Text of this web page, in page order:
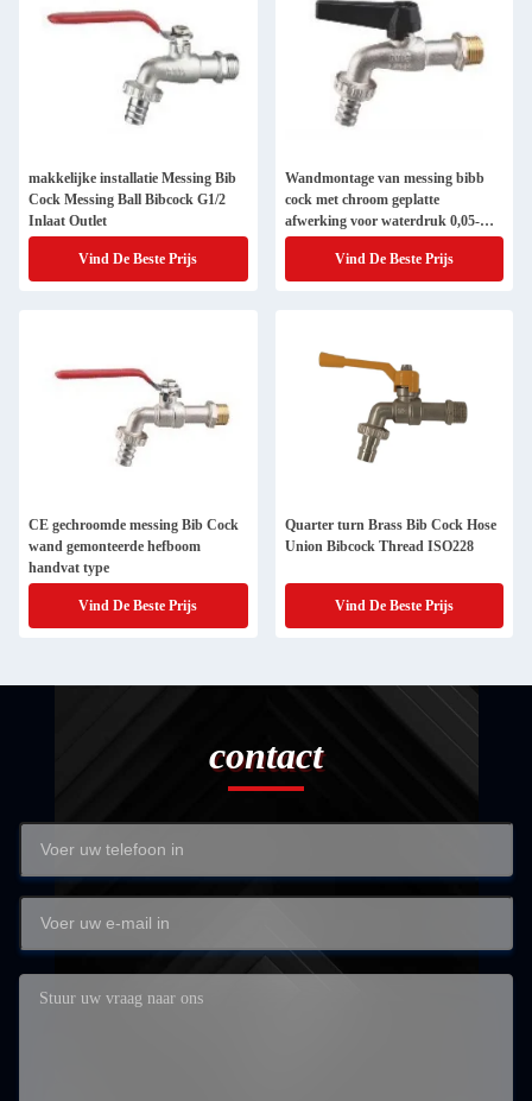
makkelijke installatie Messing Bib
Cock Messing Ball Bibcock G1/2
Inlaat Outlet
Vind De Beste Prijs
Wandmontage van messing bibb
cock met chroom geplatte
afwerking voor waterdruk 0,05-
0,8MPa
Vind De Beste Prijs
CE gechroomde messing Bib Cock
wand gemonteerde hefboom
handvat type
Vind De Beste Prijs
Quarter turn Brass Bib Cock Hose
Union Bibcock Thread ISO228
Vind De Beste Prijs
contact